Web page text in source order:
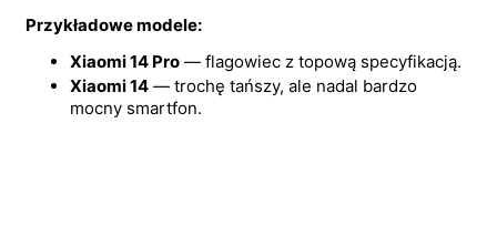
Przykładowe modele:
Xiaomi 14 Pro — flagowiec z topową specyfikacją.
Xiaomi 14 — trochę tańszy, ale nadal bardzo
mocny smartfon.